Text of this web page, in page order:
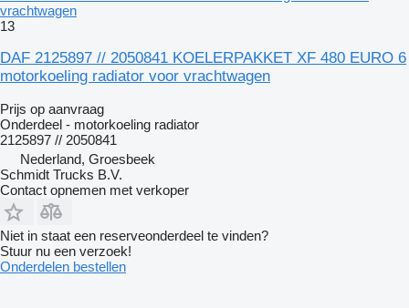
vrachtwagen
13
DAF 2125897 // 2050841 KOELERPAKKET XF 480 EURO 6
motorkoeling radiator voor vrachtwagen
Prijs op aanvraag
Onderdeel - motorkoeling radiator
2125897 // 2050841
Nederland, Groesbeek
Schmidt Trucks B.V.
Contact opnemen met verkoper
Niet in staat een reserveonderdeel te vinden?
Stuur nu een verzoek!
Onderdelen bestellen